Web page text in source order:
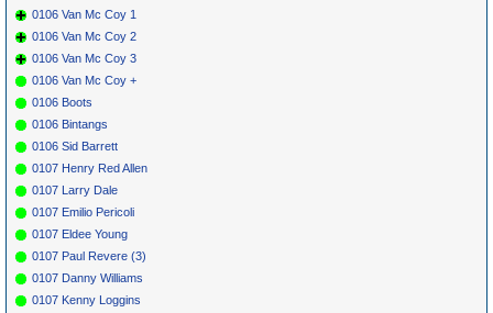
0106 Van Mc Coy 1
0106 Van Mc Coy 2
0106 Van Mc Coy 3
0106 Van Mc Coy +
0106 Boots
0106 Bintangs
0106 Sid Barrett
0107 Henry Red Allen
0107 Larry Dale
0107 Emilio Pericoli
0107 Eldee Young
0107 Paul Revere (3)
0107 Danny Williams
0107 Kenny Loggins